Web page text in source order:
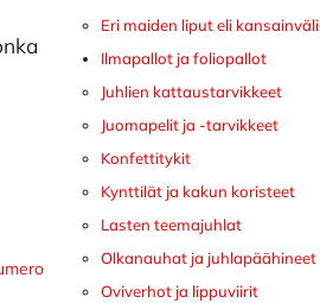
Eri maiden liput eli
Ilmapallot ja foliopallot
Juhlien kattaustarvikkeet
Juomapelit ja -tarvikkeet
Konfettitykit
Kynttilät ja kakun koristeet
Lasten teemajuhlat
Olkanauhat ja juhlapäähineet
Oviverhot ja lippuviirit